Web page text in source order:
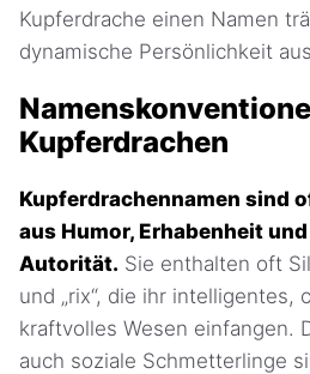
Kupferdrache einen Namen
dynamische Persönlichkeit
Kupferdrachen
Kupferdrachennamen sind
aus Humor, Erhabenheit
Autorität. Sie enthalten oft
und „rix“, die ihr intelligentes,
kraftvolles Wesen einfangen.
auch soziale Schmetterlinge